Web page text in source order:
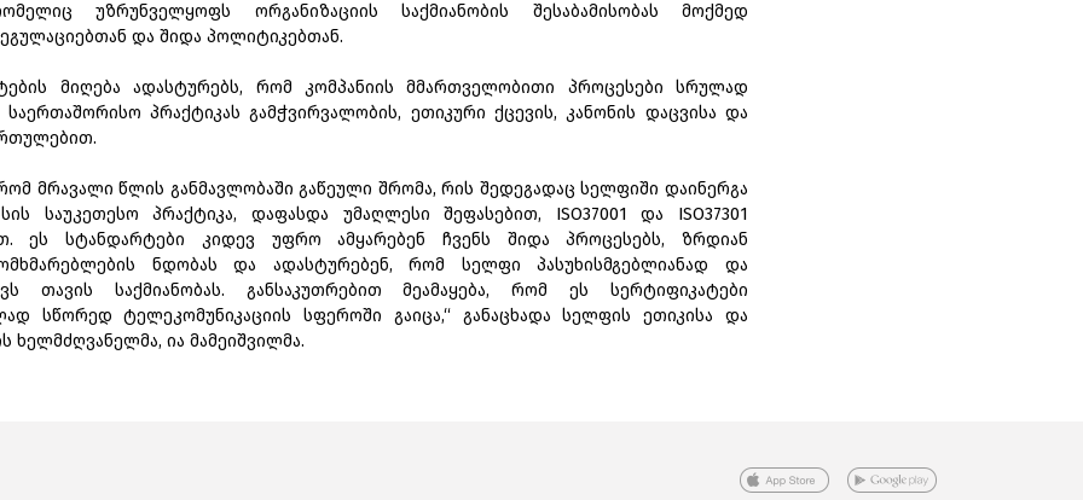
უზრუნველყოფს ორგანიზაციის საქმიანობის შესაბამისობას მოქმედ
და შიდა პოლიტიკებთან.
მიღება ადასტურებს, რომ კომპანიის მმართველობითი პროცესები სრულად
საერთაშორისო პრაქტიკას გამჭვირვალობის, ეთიკური ქცევის, კანონის დაცვისა და
მრავალი წლის განმავლობაში გაწეული შრომა, რის შედეგადაც სელფიში დაინერგა
საუკეთესო პრაქტიკა, დაფასდა უმაღლესი შეფასებით, ISO37001 და ISO37301
ეს სტანდარტები კიდევ უფრო ამყარებენ ჩვენს შიდა პროცესებს, ზრდიან
ნდობას და ადასტურებენ, რომ სელფი პასუხისმგებლიანად და
თავის საქმიანობას. განსაკუთრებით მეამაყება, რომ ეს სერტიფიკატები
სწორედ ტელეკომუნიკაციის სფეროში გაიცა,“ განაცხადა სელფის ეთიკისა და
ხელმძღვანელმა, ია მამეიშვილმა.